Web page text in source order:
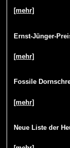
[mehr]
Ernst-Jünger-
[mehr]
Fossile
[mehr]
Neue Liste der